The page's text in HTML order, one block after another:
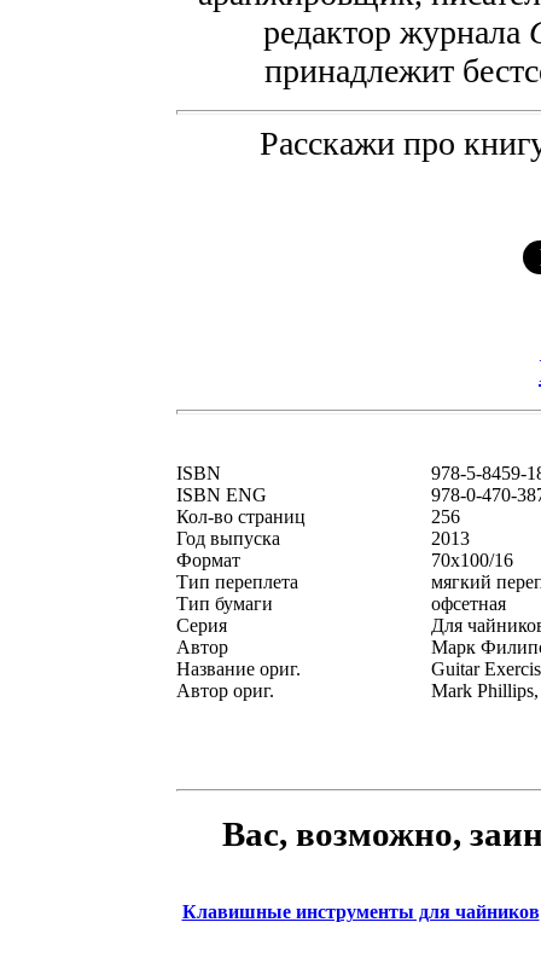
редактор журнала
принадлежит
Расскажи про
ISBN
978-5-8459-
ISBN ENG
978-0-470-
Кол-во страниц
256
Год выпуска
2013
Формат
70x100/16
Тип переплета
мягкий
Тип бумаги
офсетная
Серия
Для
Автор
Марк
Название ориг.
Guitar
Автор ориг.
Mark Phillips,
Вас, возможно,
Клавишные инструменты для чайников